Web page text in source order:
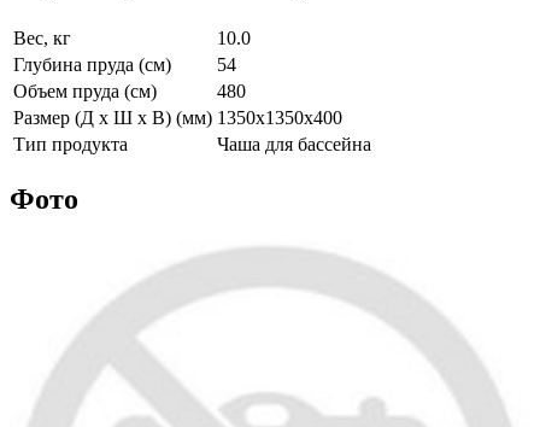
Вес, кг
10.0
Глубина пруда (см)
54
Объем пруда (см)
480
Размер (Д х Ш х В) (мм) 1350х1350х400
Тип продукта
Чаша для бассейна
Фото